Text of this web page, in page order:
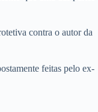
contra o autor da
feitas pelo ex-